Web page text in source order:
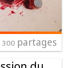
300 partages